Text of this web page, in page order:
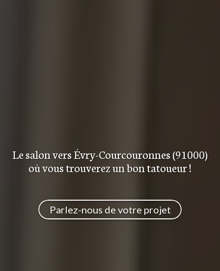
Le salonvers Évry-Courcouronnes (91000)
où vous trouverezun bon tatoueur!
Parlez-nous de votre projet